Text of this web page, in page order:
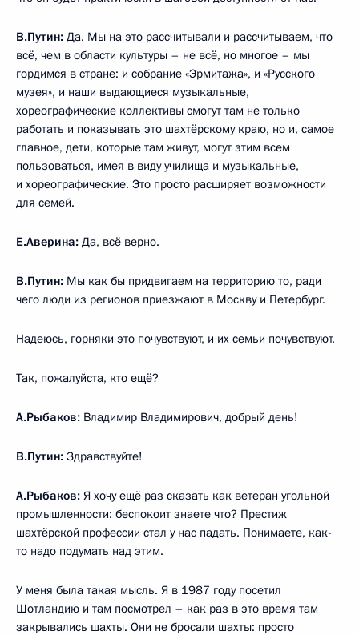
В.Путин: Да. Мы на это рассчитывали и рассчитываем, что
всё, чем в области культуры – не всё, но многое – мы
гордимся в стране: и собрание «Эрмитажа», и «Русского
музея», и наши выдающиеся музыкальные,
хореографические коллективы смогут там не только
работать и показывать это шахтёрскому краю, но и, самое
главное, дети, которые там живут, могут этим всем
пользоваться, имея в виду училища и музыкальные,
и хореографические. Это просто расширяет возможности
для семей.
Е.Аверина: Да, всё верно.
В.Путин: Мы как бы придвигаем на территорию то, ради
чего люди из регионов приезжают в Москву и Петербург.
Надеюсь, горняки это почувствуют, и их семьи почувствуют.
Так, пожалуйста, кто ещё?
А.Рыбаков: Владимир Владимирович, добрый день!
В.Путин: Здравствуйте!
А.Рыбаков: Я хочу ещё раз сказать как ветеран угольной
промышленности: беспокоит знаете что? Престиж
шахтёрской профессии стал у нас падать. Понимаете, как-
то надо подумать над этим.
У меня была такая мысль. Я в 1987 году посетил
Шотландию и там посмотрел – как раз в это время там
закрывались шахты. Они не бросали шахты: просто